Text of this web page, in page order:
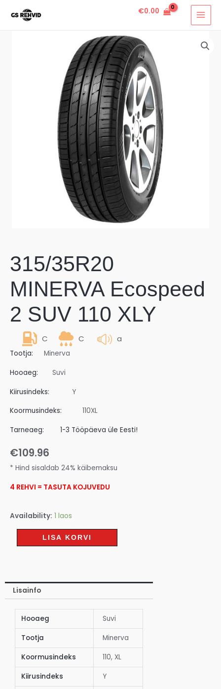
€0.00
315/35R20
MINERVA Ecospeed
2 SUV 110 XLY
C C a
Tootja: Minerva
Hooaeg: Suvi
Kiirusindeks: Y
Koormusindeks: 110XL
Tarneaeg: 1-3 Tööpäeva üle Eesti!
€109.96
* Hind sisaldab 24% käibemaksu
4 REHVI = TASUTA KOJUVEDU
Availability: 1 laos
LISA KORVI
Lisainfo
Hooaeg Suvi
Tootja Minerva
Koormusindeks 110, XL
Kiirusindeks Y